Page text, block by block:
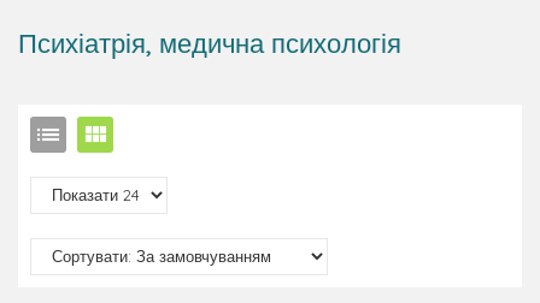
Психіатрія, медична психологія